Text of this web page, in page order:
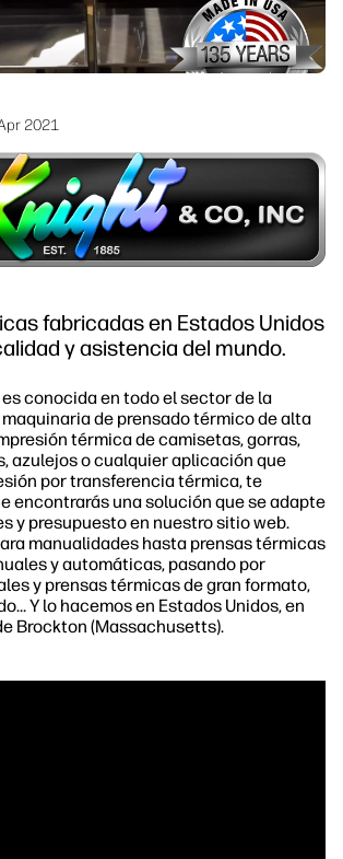
linkedInfacebook
twitteryoutube
2021
fabricadas en Estados Unidos
y asistencia del mundo.
conocida en todo el sector de la
de prensado térmico de alta
térmica de camisetas, gorras,
azulejos o cualquier aplicación que
por transferencia térmica, te
encontrarás una solución que se adapte
y presupuesto en nuestro sitio web.
manualidades hasta prensas térmicas
y automáticas, pasando por
y prensas térmicas de gran formato,
Y lo hacemos en Estados Unidos, en
Brockton (Massachusetts).